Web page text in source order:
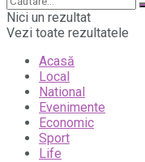
Nici un rezultat
Vezi toate rezultatele
Acasă
Local
National
Evenimente
Economic
Sport
Life